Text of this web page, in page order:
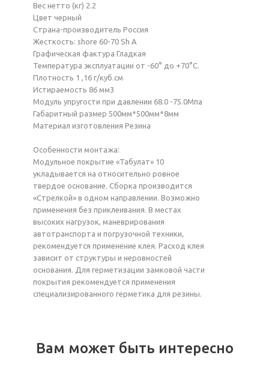
Вес нетто (кг) 2.2
Цвет черный
Страна-производитель Россия
Жесткость: shore 60-70 Sh A
Графическая фактура Гладкая
Температура эксплуатации от -60° до +70°С.
Плотность 1 ,16 г/куб.см
Истираемость 86 мм3
Модуль упругости при давлении 68.0 -75.0Мпа
Габаритный размер 500мм*500мм*8мм
Материал изготовления Резина
Особенности монтажа:
Модульное покрытие «Табулат» 10
укладывается на относительно ровное
твердое основание. Сборка производится
«Стрелкой» в одном направлении. Возможно
применения без приклеивания. В местах
высоких нагрузок, маневрирования
автотранспорта и погрузочной техники,
рекомендуется применение клея. Расход клея
зависит от структуры и неровностей
основания. Для герметизации замковой части
покрытия рекомендуется применения
специализированного герметика для резины.
Вам может быть интересно